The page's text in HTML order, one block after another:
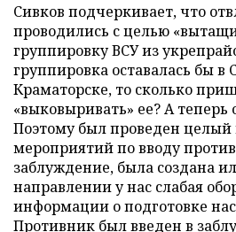
Сивков подчеркивает, что
проводились с целью
группировку ВСУ из
группировка оставалась бы в
Краматорске, то сколько
«выковыривать» ее? А теперь
Поэтому был проведен целый
мероприятий по вводу
заблуждение, была создана
направлении у нас слабая
информации о подготовке
Противник был введен в